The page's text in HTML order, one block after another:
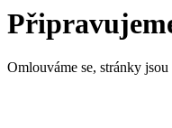
Omlouváme se, stránky jsou